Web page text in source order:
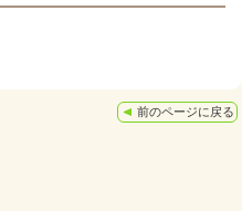
前のページに戻る